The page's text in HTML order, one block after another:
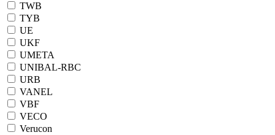
TWB
TYB
UE
UKF
UMETA
UNIBAL-RBC
URB
VANEL
VBF
VECO
Verucon